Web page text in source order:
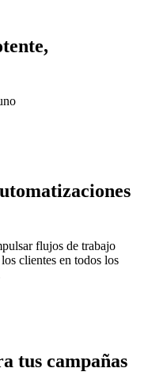
flujos de trabajo
clientes en todos los
tus campañas